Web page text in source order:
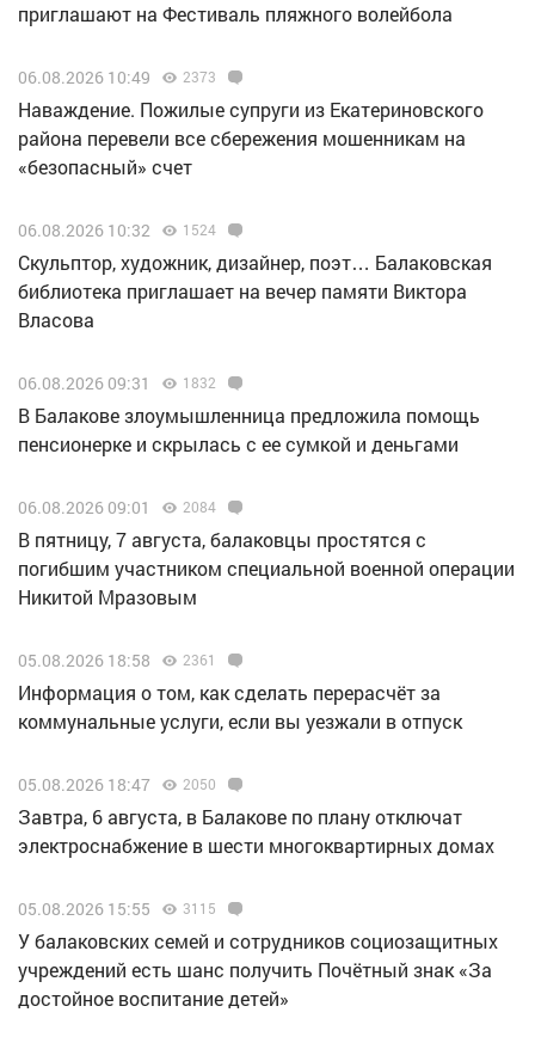
приглашают на Фестиваль пляжного волейбола
06.08.2026 10:49 2373
Наваждение. Пожилые супруги из Екатериновского
района перевели все сбережения мошенникам на
«безопасный» счет
06.08.2026 10:32 1524
Скульптор, художник, дизайнер, поэт… Балаковская
библиотека приглашает на вечер памяти Виктора
Власова
06.08.2026 09:31 1832
В Балакове злоумышленница предложила помощь
пенсионерке и скрылась с ее сумкой и деньгами
06.08.2026 09:01 2084
В пятницу, 7 августа, балаковцы простятся с
погибшим участником специальной военной операции
Никитой Мразовым
05.08.2026 18:58 2361
Информация о том, как сделать перерасчёт за
коммунальные услуги, если вы уезжали в отпуск
05.08.2026 18:47 2050
Завтра, 6 августа, в Балакове по плану отключат
электроснабжение в шести многоквартирных домах
05.08.2026 15:55 3115
У балаковских семей и сотрудников социозащитных
учреждений есть шанс получить Почётный знак «За
достойное воспитание детей»